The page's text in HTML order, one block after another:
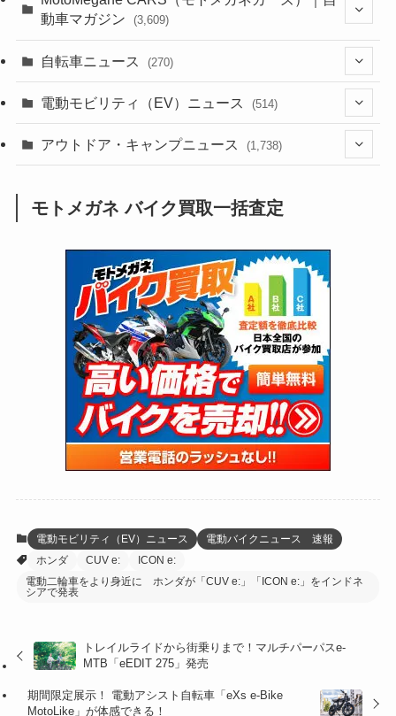
(640)
(118)
(60)
(31)
(51)
(34)
(5)
(12)
(65)
(109)
(252)
(38)
(24)
(16)
(25)
(24)
(47)
(15)
(5)
(249)
(64)
(16)
(62)
(4)
(6)
(17)
(5)
(27)
(306)
(6,963)
(2,474)
(249)
(1,226)
(12)
(131)
(38)
(131)
(167)
(85)
(21)
(61)
(171)
(98)
(13)
(60)
(274)
(171)
(38)
(47)
(59)
(1)
(66)
(16)
(141)
(255)
(204)
(1,143)
(166)
(23)
(33)
(34)
(35)
(41)
(415)
(16)
動車マガジン
(3,609)
(187)
(137)
(75)
(2,744)
(126)
(170)
自転車ニュース (270)
(54)
(211)
電動モビリティ（EV）ニュース (514)
(132)
(171)
(118)
(27)
アウトドア・キャンプニュース (1,738)
(1,605)
(147)
(13)
(19)
(12)
(16)
(4)
モトメガネ バイク買取一括査定
電動モビリティ（EV）ニュース
電動バイクニュース 速報
ホンダ
CUV e:
ICON e:
電動二輪車をより身近に ホンダが「CUV e:」「ICON e:」をインドネ
シアで発表
トレイルライドから街乗りまで！マルチパーパスe-
MTB「eEDIT 275」発売
期間限定展示！ 電動アシスト自転車「eXs e-Bike
MotoLike」が体感できる！